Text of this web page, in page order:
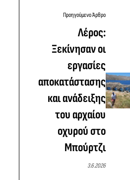
Προηγούμενο Άρθρο
Λέρος:
Ξεκίνησαν οι
εργασίες
αποκατάστασης
και ανάδειξης
του αρχαίου
οχυρού στο
Μπούρτζι
3.6.2026